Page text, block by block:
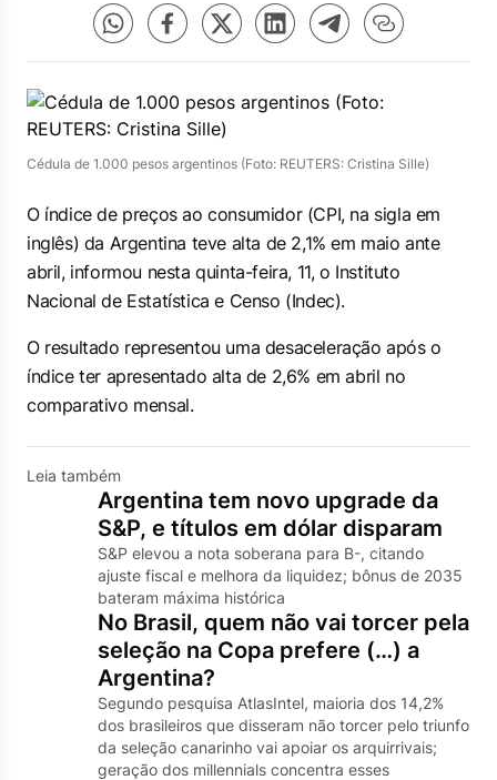
Cédula de 1.000 pesos argentinos (Foto: REUTERS: Cristina Sille)
O índice de preços ao consumidor (CPI, na sigla em
inglês) da Argentina teve alta de 2,1% em maio ante
abril, informou nesta quinta-feira, 11, o Instituto
Nacional de Estatística e Censo (Indec).
O resultado representou uma desaceleração após o
índice ter apresentado alta de 2,6% em abril no
comparativo mensal.
Leia também
Argentina tem novo upgrade da
S&P, e títulos em dólar disparam
S&P elevou a nota soberana para B-, citando
ajuste fiscal e melhora da liquidez; bônus de 2035
bateram máxima histórica
No Brasil, quem não vai torcer pela
seleção na Copa prefere (…) a
Argentina?
Segundo pesquisa AtlasIntel, maioria dos 14,2%
dos brasileiros que disseram não torcer pelo triunfo
da seleção canarinho vai apoiar os arquirrivais;
geração dos millennials concentra esses